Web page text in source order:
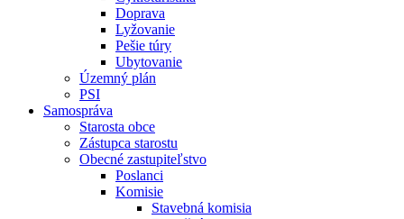
Doprava
Lyžovanie
Pešie túry
Ubytovanie
Územný plán
PSI
Samospráva
Starosta obce
Zástupca starostu
Obecné zastupiteľstvo
Poslanci
Komisie
Stavebná komisia